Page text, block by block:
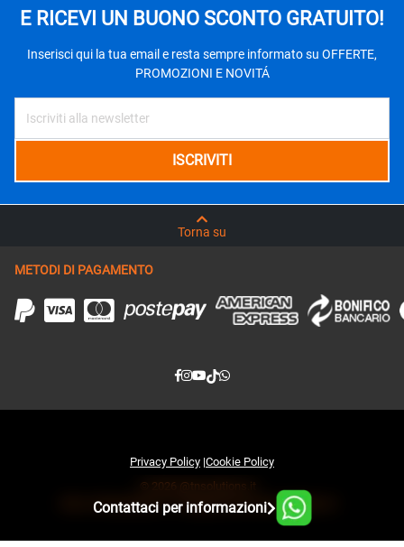
E RICEVI UN BUONO SCONTO GRATUITO!
Inserisci qui la tua email e resta sempre informato su OFFERTE,
PROMOZIONI E NOVITÁ
Torna su
METODI DI PAGAMENTO
Privacy Policy |Cookie Policy
© 2026 @tnsolutions.it
Sito e infrastruttura IT sviluppati da www.tnsolutions.it
Contattaci per informazioni